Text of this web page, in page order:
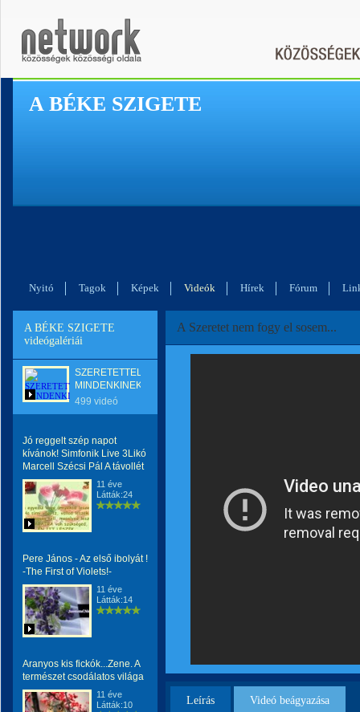
A BÉKE SZIGETE
Nyitó Tagok Képek Videók Hírek Fórum
A BÉKE SZIGETE
videógalériái
SZERETETTEL
MINDENKINEK
499 videó
Jó reggelt szép napot
kívánok! Simfonik Live 3Likó
Marcell Szécsi Pál A távollét
11 éve
Látták:24
Pere János - Az első ibolyát !
-The First of Violets!-
11 éve
Látták:14
Aranyos kis fickók...Zene. A
természet csodálatos világa
11 éve
Látták:10
A Szeretet nem fogy el sosem...
Leírás Videó beágyazása